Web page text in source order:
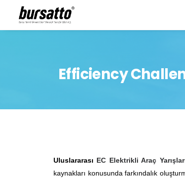
Efficiency
Uluslararası EC Elektrikli Araç
kaynakları konusunda farkındalık